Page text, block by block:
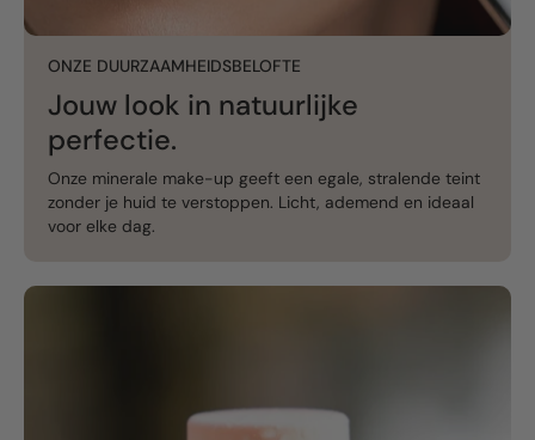
ONZE DUURZAAMHEIDSBELOFTE
Jouw look in natuurlijke
perfectie.
Onze minerale make-up geeft een egale, stralende teint
zonder je huid te verstoppen. Licht, ademend en ideaal
voor elke dag.